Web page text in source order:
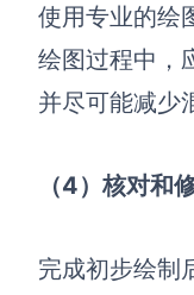
使用专业的绘
绘图过程中，
并尽可能减少
（4）核对和
完成初步绘制